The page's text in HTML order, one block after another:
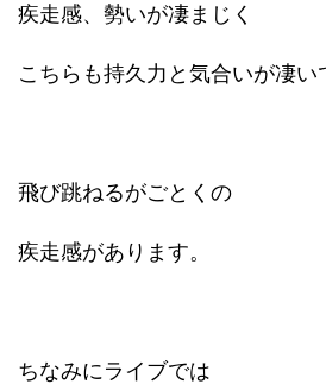
疾走感、勢いが凄まじく
こちらも持久力と気合いが凄い
飛び跳ねるがごとくの
疾走感があります。
ちなみにライブでは